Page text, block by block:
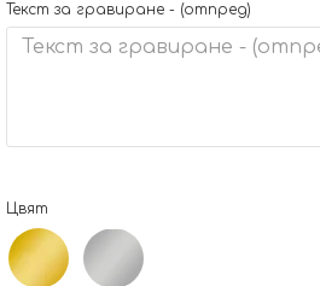
Текст за гравиране - (отпред)
Цвят